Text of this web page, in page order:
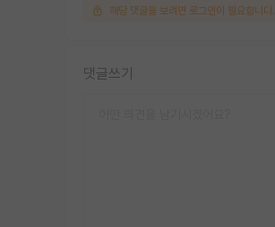
해당 댓글을 보려면 로그인이 필요합니다.
댓글쓰기